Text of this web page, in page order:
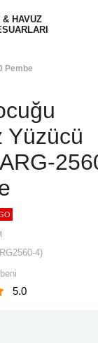
HAVUZ
Pembe
Yüzücü
4)
5.0